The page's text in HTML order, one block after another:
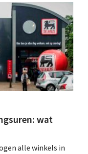
en
wat
alle winkels in